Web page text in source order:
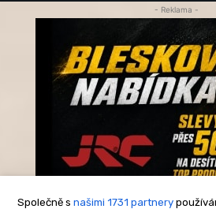
Společně s našimi 1731 partnery
- Reklama -